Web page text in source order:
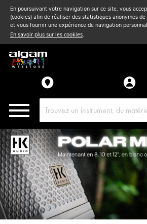
En poursuivant votre navigation sur ce site, vous
(cookies) afin de réaliser des statistiques anonymes
et vous fournir une expérience de navigation
En savoir plus sur les cookies.
Vent& Violon
Accessoires
Pièces détachées